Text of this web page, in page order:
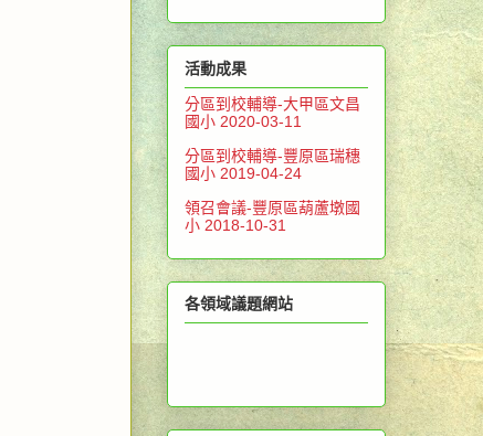
活動成果
分區到校輔導-大甲區文昌
國小 2020-03-11
分區到校輔導-豐原區瑞穗
國小 2019-04-24
領召會議-豐原區葫蘆墩國
小 2018-10-31
各領域議題網站